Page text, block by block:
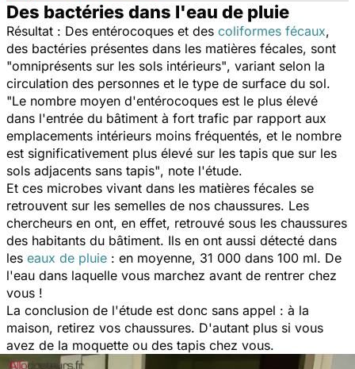
Des bactéries dans l'eau de pluie
Résultat : Des entérocoques et des coliformes fécaux,
des bactéries présentes dans les matières fécales, sont
"omniprésents sur les sols intérieurs", variant selon la
circulation des personnes et le type de surface du sol.
"Le nombre moyen d'entérocoques est le plus élevé
dans l'entrée du bâtiment à fort trafic par rapport aux
emplacements intérieurs moins fréquentés, et le nombre
est significativement plus élevé sur les tapis que sur les
sols adjacents sans tapis", note l'étude.
Et ces microbes vivant dans les matières fécales se
retrouvent sur les semelles de nos chaussures. Les
chercheurs en ont, en effet, retrouvé sous les chaussures
des habitants du bâtiment. Ils en ont aussi détecté dans
les eaux de pluie : en moyenne, 31 000 dans 100 ml. De
l'eau dans laquelle vous marchez avant de rentrer chez
vous !
La conclusion de l'étude est donc sans appel : à la
maison, retirez vos chaussures. D'autant plus si vous
avez de la moquette ou des tapis chez vous.